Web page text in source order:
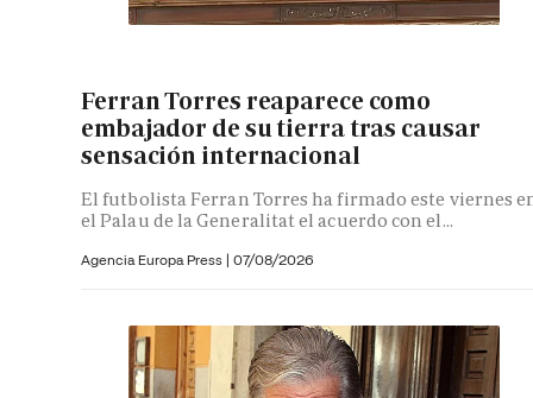
Ferran Torres reaparece como
embajador de su tierra tras causar
sensación internacional
El futbolista Ferran Torres ha firmado este viernes
el Palau de la Generalitat el acuerdo con el...
Agencia Europa Press | 07/08/2026